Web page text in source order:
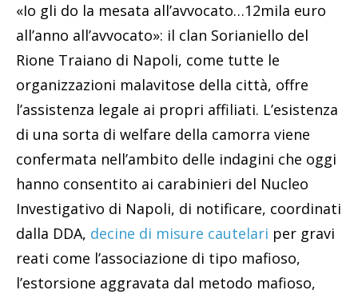
«Io gli do la mesata all’avvocato…12mila euro
all’anno all’avvocato»: il clan Sorianiello del
Rione Traiano di Napoli, come tutte le
organizzazioni malavitose della città, offre
l’assistenza legale ai propri affiliati. L’esistenza
di una sorta di welfare della camorra viene
confermata nell’ambito delle indagini che oggi
hanno consentito ai carabinieri del Nucleo
Investigativo di Napoli, di notificare, coordinati
dalla DDA, decine di misure cautelari per gravi
reati come l’associazione di tipo mafioso,
l’estorsione aggravata dal metodo mafioso,